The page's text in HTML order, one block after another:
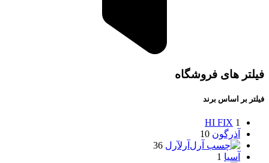
فیلتر های فروشگاه
فیلتر بر اساس برند
HI FIX 1
آذرگون 10
آرلآرل 36
آسیا 1